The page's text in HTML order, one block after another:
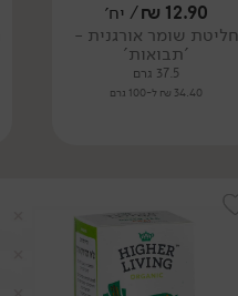
12.90
₪/ יח׳
חליטת שומר אורגנית -
'תבואות'
37.5 גרם
34.40 ₪ ל-100 גרם